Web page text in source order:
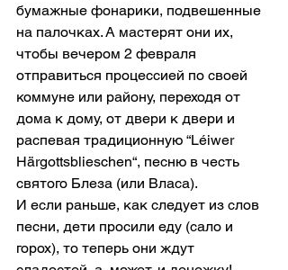
бумажные фонарики, подвешенные
на палочках. А мастерят они их,
чтобы вечером 2 февраля
отправиться процессией по своей
коммуне или району, переходя от
дома к дому, от двери к двери и
распевая традиционную “Léiwer
Härgottsblieschen“, песню в честь
святого Блеза (или Власа).
И если раньше, как следует из слов
песни, дети просили еду (сало и
горох), то теперь они ждут